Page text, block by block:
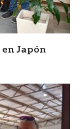
Japón